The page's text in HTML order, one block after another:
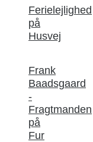
Ferielejlighed
på
Husvej
Frank
Baadsgaard
-
Fragtmanden
på
Fur